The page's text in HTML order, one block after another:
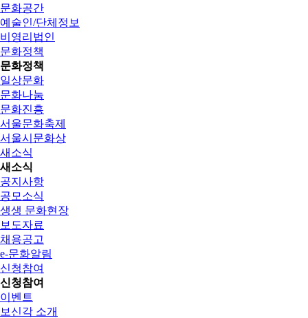
문화공간
예술인/단체정보
비영리법인
문화정책
문화정책
일상문화
문화나눔
문화진흥
서울문화축제
서울시문화상
새소식
새소식
공지사항
공모소식
생생 문화현장
보도자료
채용공고
e-문화알림
신청참여
신청참여
이벤트
보신각 소개